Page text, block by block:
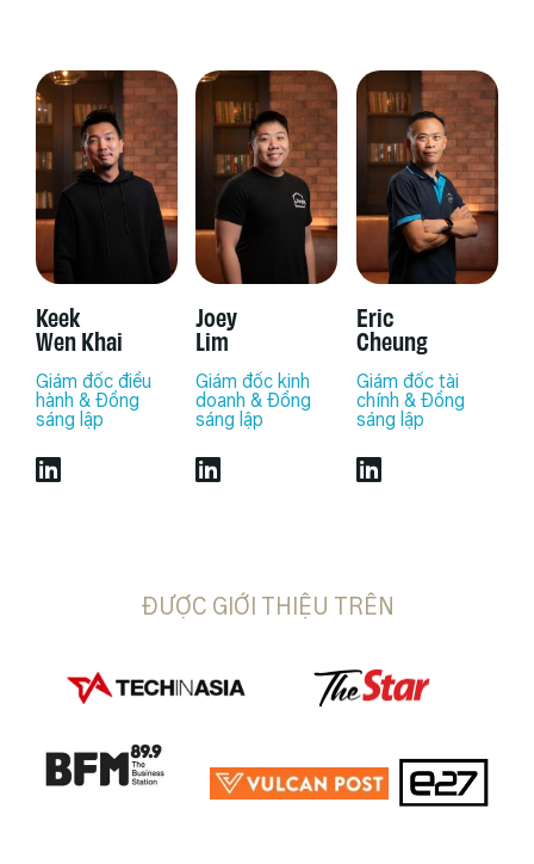
Keek
Wen Khai
Giám đốc điều
hành & Đồng
sáng lập
Joey
Lim
Giám đốc kinh
doanh & Đồng
sáng lập
Eric
Cheung
Giám đốc tài
chính & Đồng
sáng lập
ĐƯỢC GIỚI THIỆU TRÊN